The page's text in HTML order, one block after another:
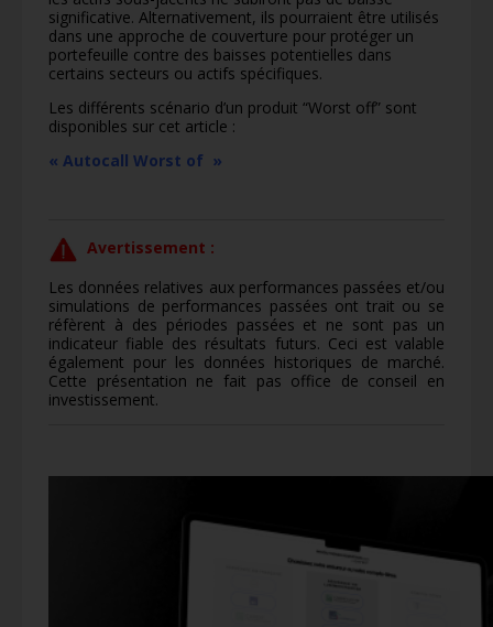
significative. Alternativement, ils pourraient être utilisés
dans une approche de couverture pour protéger un
portefeuille contre des baisses potentielles dans
certains secteurs ou actifs spécifiques.
Les différents scénario d’un produit “Worst off” sont
disponibles sur cet article :
« Autocall Worst of »
Avertissement :
Les données relatives aux performances passées et/ou
simulations de performances passées ont trait ou se
réfèrent à des périodes passées et ne sont pas un
indicateur fiable des résultats futurs. Ceci est valable
également pour les données historiques de marché.
Cette présentation ne fait pas office de conseil en
investissement.